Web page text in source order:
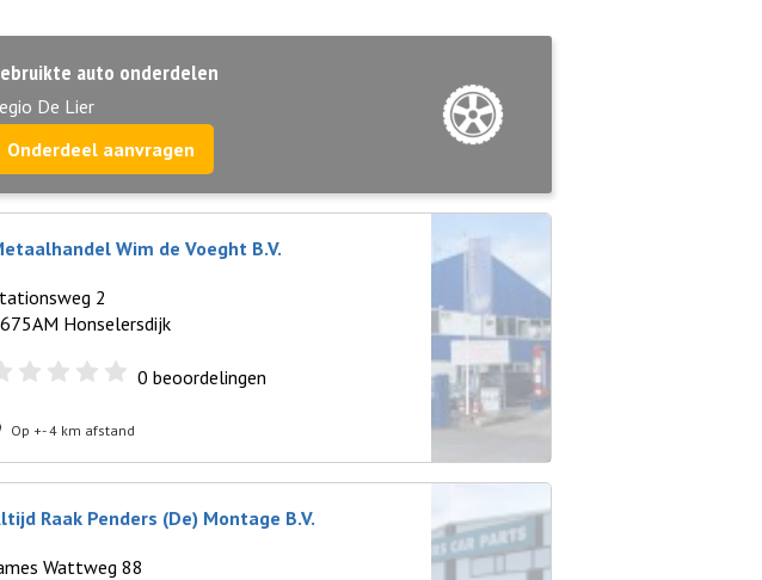
auto onderdelen
De Lier
Onderdeel aanvragen
Wim de Voeght B.V.
2
Honselersdijk
0 beoordelingen
Op +- 4 km afstand
Raak Penders (De) Montage B.V.
Wattweg 88